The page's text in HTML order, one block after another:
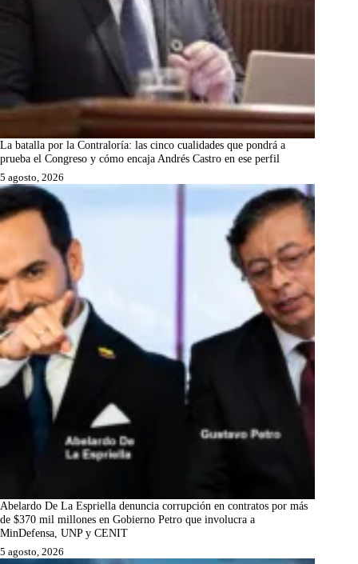
La batalla por la Contraloría: las cinco cualidades que pondrá a
prueba el Congreso y cómo encaja Andrés Castro en ese perfil
5 agosto, 2026
Abelardo De La Espriella denuncia corrupción en contratos por más
de $370 mil millones en Gobierno Petro que involucra a
MinDefensa, UNP y CENIT
5 agosto, 2026